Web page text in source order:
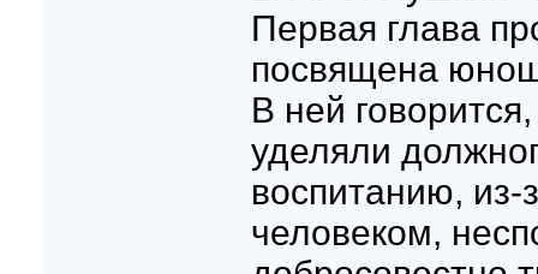
Первая глава
посвящена
В ней
уделяли
воспитанию, из-
человеком,